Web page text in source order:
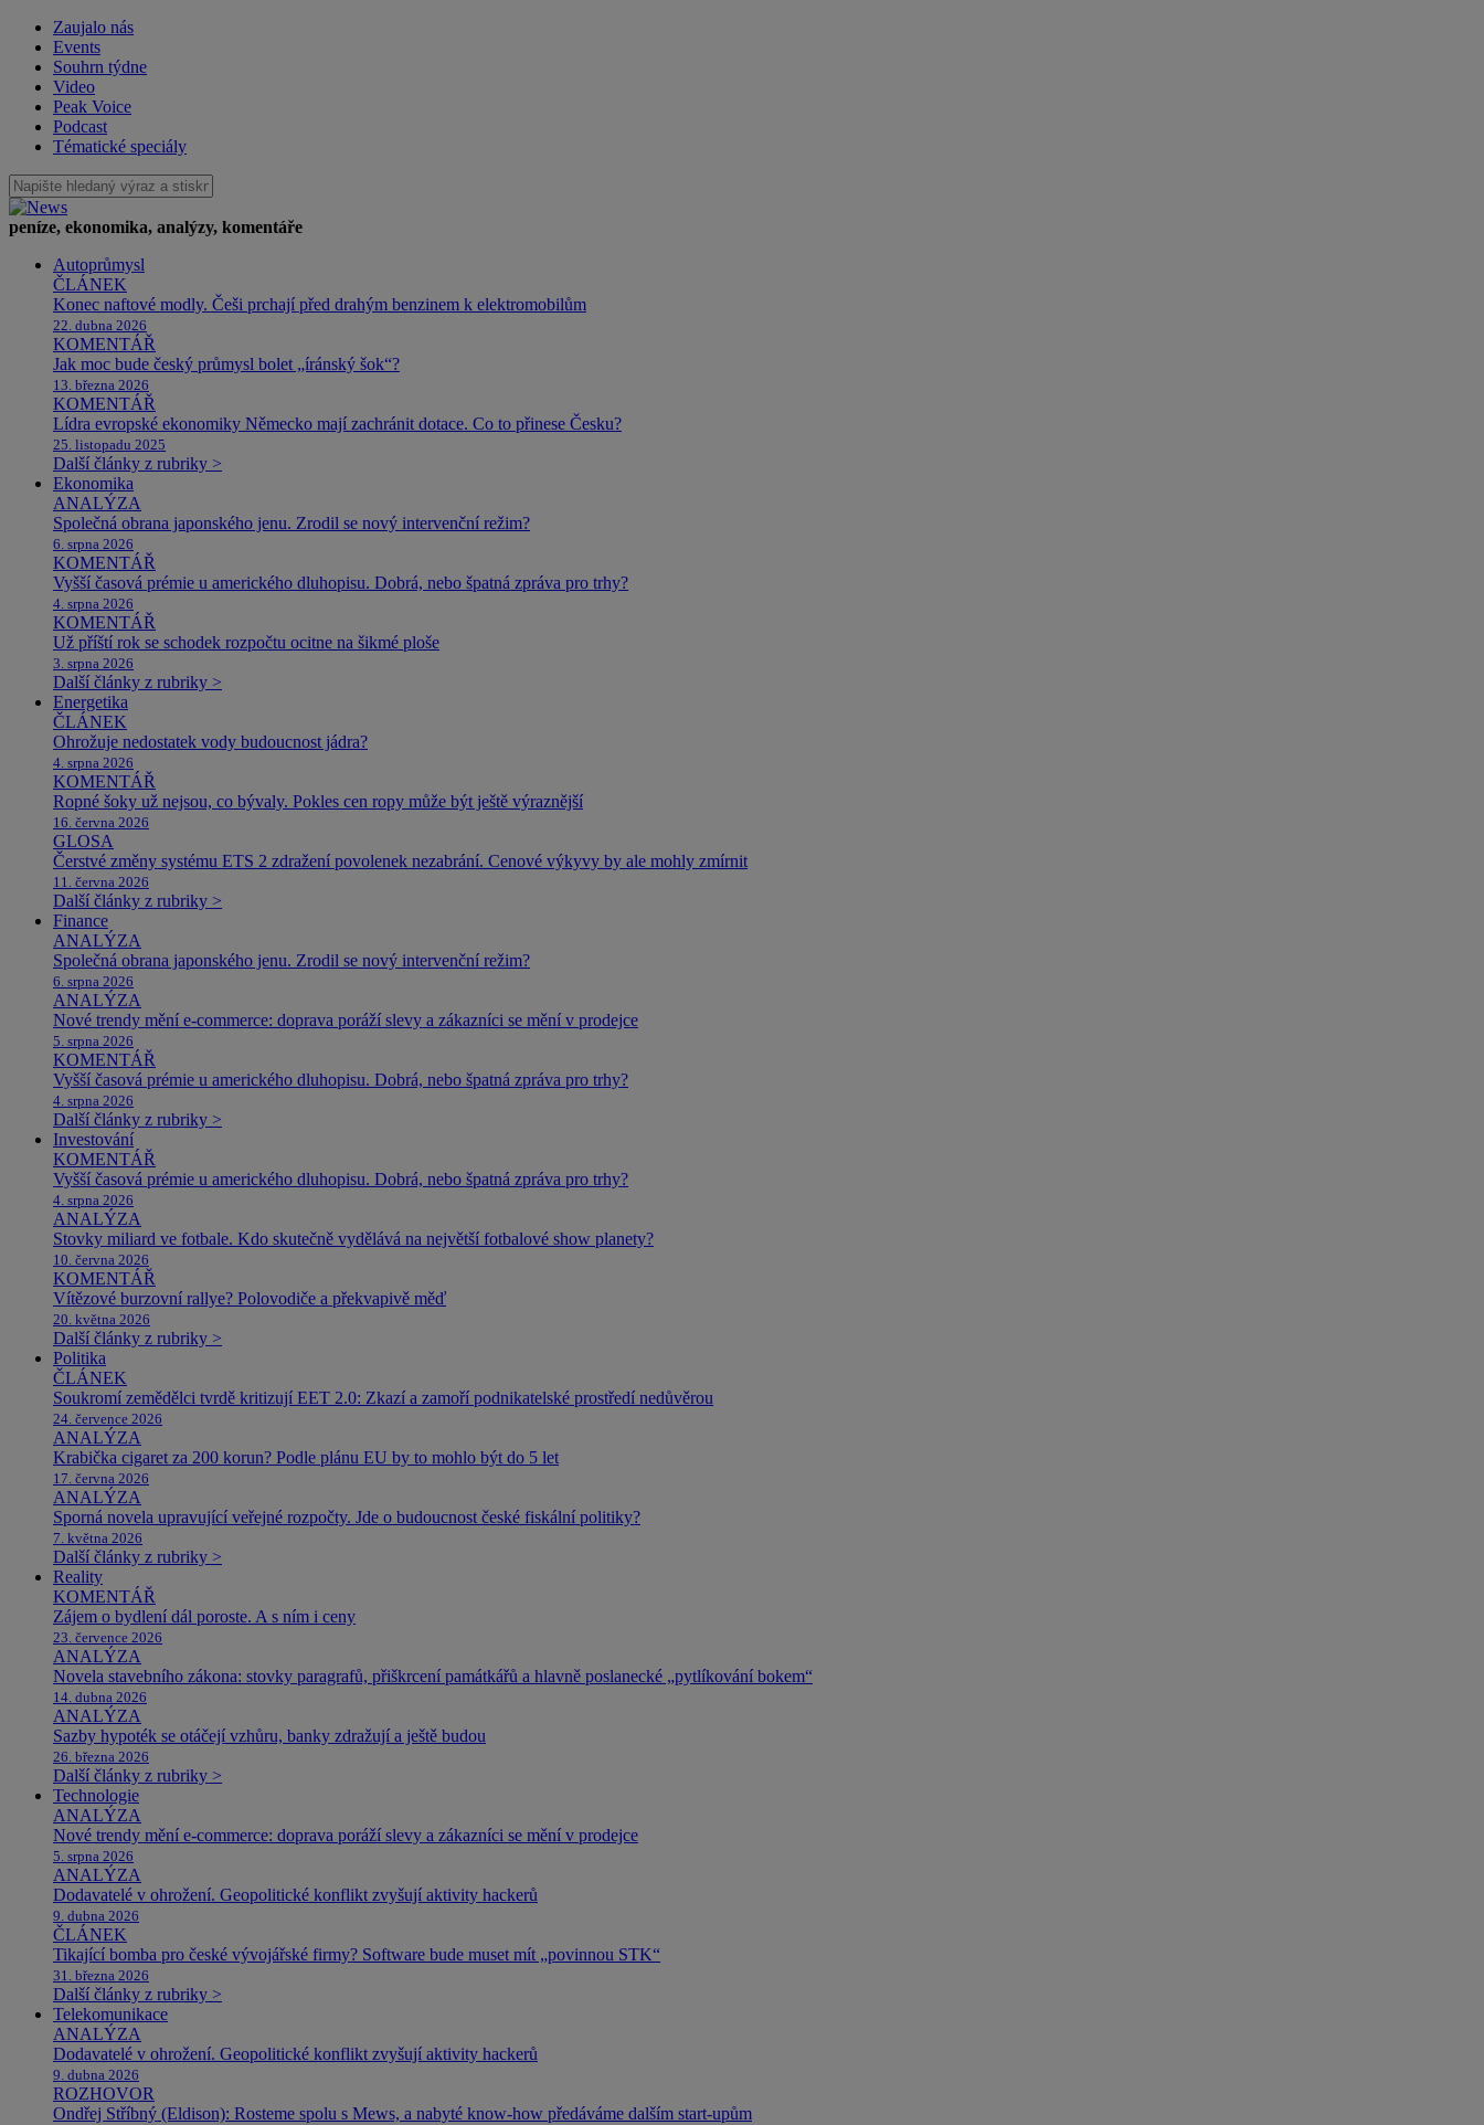
Zaujalo nás
Events
Souhrn týdne
Video
Peak Voice
Podcast
Tématické speciály
peníze, ekonomika, analýzy, komentáře
Autoprůmysl
ČLÁNEK
Konec naftové modly. Češi prchají před drahým benzinem k elektromobilům
22. dubna 2026
KOMENTÁŘ
Jak moc bude český průmysl bolet „íránský šok“?
13. března 2026
KOMENTÁŘ
Lídra evropské ekonomiky Německo mají zachránit dotace. Co to přinese Česku?
25. listopadu 2025
Další články z rubriky >
Ekonomika
ANALÝZA
Společná obrana japonského jenu. Zrodil se nový intervenční režim?
6. srpna 2026
KOMENTÁŘ
Vyšší časová prémie u amerického dluhopisu. Dobrá, nebo špatná zpráva pro trhy?
4. srpna 2026
KOMENTÁŘ
Už příští rok se schodek rozpočtu ocitne na šikmé ploše
3. srpna 2026
Další články z rubriky >
Energetika
ČLÁNEK
Ohrožuje nedostatek vody budoucnost jádra?
4. srpna 2026
KOMENTÁŘ
Ropné šoky už nejsou, co bývaly. Pokles cen ropy může být ještě výraznější
16. června 2026
GLOSA
Čerstvé změny systému ETS 2 zdražení povolenek nezabrání. Cenové výkyvy by ale mohly zmírnit
11. června 2026
Další články z rubriky >
Finance
ANALÝZA
Společná obrana japonského jenu. Zrodil se nový intervenční režim?
6. srpna 2026
ANALÝZA
Nové trendy mění e-commerce: doprava poráží slevy a zákazníci se mění v prodejce
5. srpna 2026
KOMENTÁŘ
Vyšší časová prémie u amerického dluhopisu. Dobrá, nebo špatná zpráva pro trhy?
4. srpna 2026
Další články z rubriky >
Investování
KOMENTÁŘ
Vyšší časová prémie u amerického dluhopisu. Dobrá, nebo špatná zpráva pro trhy?
4. srpna 2026
ANALÝZA
Stovky miliard ve fotbale. Kdo skutečně vydělává na největší fotbalové show planety?
10. června 2026
KOMENTÁŘ
Vítězové burzovní rallye? Polovodiče a překvapivě měď
20. května 2026
Další články z rubriky >
Politika
ČLÁNEK
Soukromí zemědělci tvrdě kritizují EET 2.0: Zkazí a zamoří podnikatelské prostředí nedůvěrou
24. července 2026
ANALÝZA
Krabička cigaret za 200 korun? Podle plánu EU by to mohlo být do 5 let
17. června 2026
ANALÝZA
Sporná novela upravující veřejné rozpočty. Jde o budoucnost české fiskální politiky?
7. května 2026
Další články z rubriky >
Reality
KOMENTÁŘ
Zájem o bydlení dál poroste. A s ním i ceny
23. července 2026
ANALÝZA
Novela stavebního zákona: stovky paragrafů, přiškrcení památkářů a hlavně poslanecké „pytlíkování bokem“
14. dubna 2026
ANALÝZA
Sazby hypoték se otáčejí vzhůru, banky zdražují a ještě budou
26. března 2026
Další články z rubriky >
Technologie
ANALÝZA
Nové trendy mění e-commerce: doprava poráží slevy a zákazníci se mění v prodejce
5. srpna 2026
ANALÝZA
Dodavatelé v ohrožení. Geopolitické konflikt zvyšují aktivity hackerů
9. dubna 2026
ČLÁNEK
Tikající bomba pro české vývojářské firmy? Software bude muset mít „povinnou STK“
31. března 2026
Další články z rubriky >
Telekomunikace
ANALÝZA
Dodavatelé v ohrožení. Geopolitické konflikt zvyšují aktivity hackerů
9. dubna 2026
ROZHOVOR
Ondřej Stříbný (Eldison): Rosteme spolu s Mews, a nabyté know-how předáváme dalším start-upům